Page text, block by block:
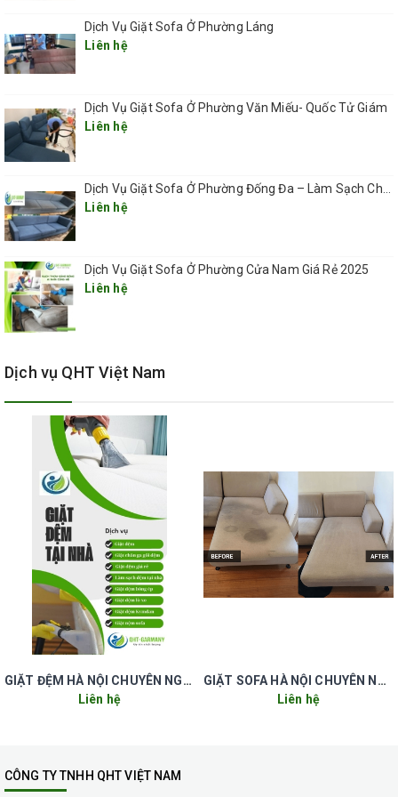
Dịch Vụ Giặt Sofa Ở Phường Láng
Liên hệ
Dịch Vụ Giặt Sofa Ở Phường Văn Miếu- Quốc Tử Giám
Liên hệ
Liên hệ
Dịch Vụ Giặt Sofa Ở Phường Cửa Nam Giá Rẻ 2025
Liên hệ
Dịch vụ QHT Việt Nam
GIẶT ĐỆM HÀ NỘI CHUYÊN NGHIỆP UY TÍN GIÁ RẺ
Liên hệ
GIẶT SOFA HÀ NỘI CHUYÊN NGHIỆP UY TÍN GIÁ RẺ
Liên hệ
CÔNG TY TNHH QHT VIỆT NAM